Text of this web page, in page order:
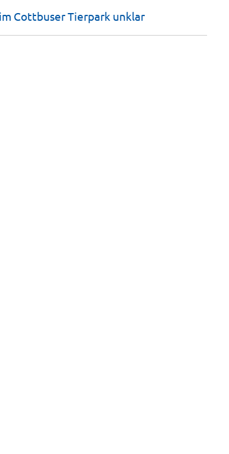
Cottbuser Tierpark unklar